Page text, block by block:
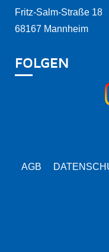
Fritz-Salm-Straße 18
68167 Mannheim
FOLGEN
AGB